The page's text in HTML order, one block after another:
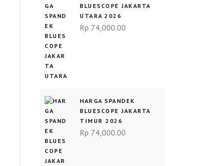
BLUESCOPE JAKARTA
UTARA 2026
Rp 74,000.00
HARGA SPANDEK
BLUESCOPE JAKARTA
TIMUR 2026
Rp 74,000.00